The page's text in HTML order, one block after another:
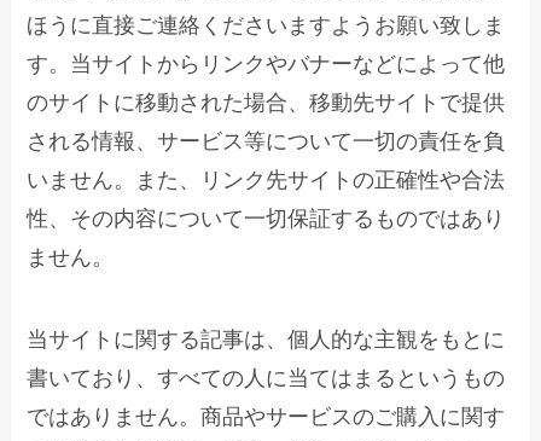
ほうに直接ご連絡くださいますようお願い致しま
す。当サイトからリンクやバナーなどによって他
のサイトに移動された場合、移動先サイトで提供
される情報、サービス等について一切の責任を負
いません。また、リンク先サイトの正確性や合法
性、その内容について一切保証するものではあり
ません。
当サイトに関する記事は、個人的な主観をもとに
書いており、すべての人に当てはまるというもの
ではありません。商品やサービスのご購入に関す